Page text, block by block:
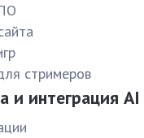
стримеров
и интеграция AI